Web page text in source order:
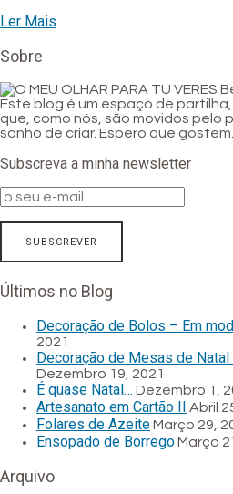
Ler Mais
Sobre
Este blog é um espaço de
que, como nós, são movidos pelo
sonho de criar. Espero que gostem.
Subscreva a minha newsletter
Últimos no Blog
Decoração de Bolos – Em
2021
Decoração de Mesas de
Dezembro 19, 2021
É quase Natal… Dezembro 1,
Artesanato em Cartão II Abril
Folares de AzeiteMarço 29,
Ensopado de BorregoMarço
Arquivo